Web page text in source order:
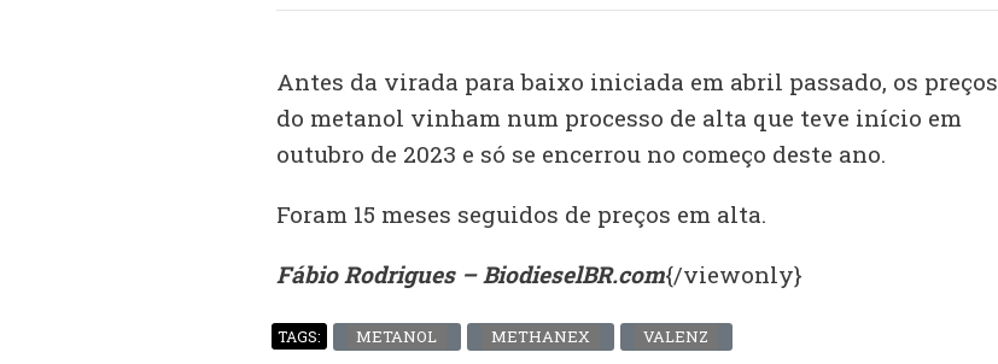
Antes da virada para baixo iniciada em abril passado, os preços
do metanol vinham num processo de alta que teve início em
outubro de 2023 e só se encerrou no começo deste ano.
Foram 15 meses seguidos de preços em alta.
Fábio Rodrigues – BiodieselBR.com{/viewonly}
TAGS: METANOL METHANEX VALENZ